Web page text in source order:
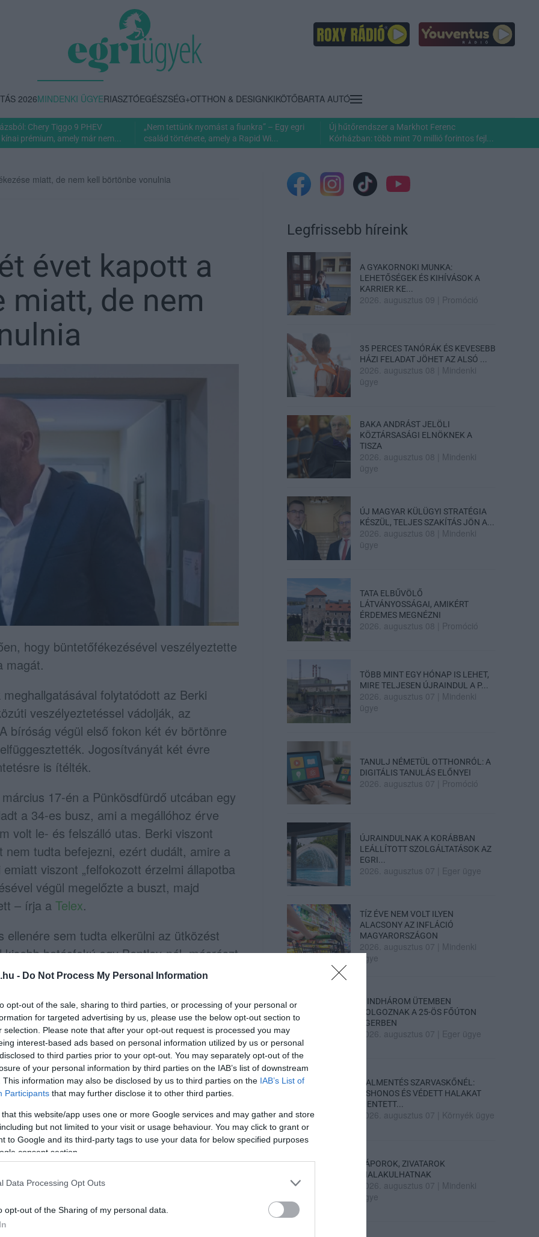
- Do Not Process My Personal Information
opt-out of the sale, sharing to third parties, or processing of your personal or
for targeted advertising by us, please use the below opt-out section to
selection. Please note that after your opt-out request is processed you may
interest-based ads based on personal information utilized by us or personal
to third parties prior to your opt-out. You may separately opt-out of the
of your personal information by third parties on the IAB’s list of downstream
This information may also be disclosed by us to third parties on the IAB’s List of
Participants that may further disclose it to other third parties.
that this website/app uses one or more Google services and may gather and store
but not limited to your visit or usage behaviour. You may click to grant or
to Google and its third-party tags to use your data for below specified purposes
consent section.
Data Processing Opt Outs
opt-out of the Sharing of my personal data.
2026MINDENKI ÜGYERIASZTÓEGÉSZSÉG+OTTHON & DESIGNKIKÖTŐBARTA AUTÓ
Chery Tiggo 9 PHEV
prémium, amely már nem...
„Nem tettünk nyomást a fiunkra” – Egy egri
család története, amely a Rapid Wi...
Új hűtőrendszer a Markhot Ferenc
Kórházban: több mint 70 millió forintos fejl...
miatt, de nem kell börtönbe vonulnia
évet kapott a
miatt, de nem
hogy büntetőfékezésével veszélyeztette
magát.
folytatódott az Berki
veszélyeztetéssel vádolják, az
bíróság végül első fokon két év börtönre
Jogosítványát két évre
is ítélték.
17-én a Pünkösdfürdő utcában egy
a 34-es busz, ami a megállóhoz érve
volt le- és felszálló utas. Berki viszont
tudta befejezni, ezért dudált, amire a
viszont „felfokozott érzelmi állapotba
végül megelőzte a buszt, majd
– írja a Telex.
sem tudta elkerülni az ütközést
hatásfokú egy Bentley-nél, másrészt
és 20 km/órás sebességgel nekihajtott
Legfrissebb híreink
A GYAKORNOKI MUNKA:
LEHETŐSÉGEK ÉS KIHÍVÁSOK A
KARRIER KE...
2026. augusztus 09 Promóció
35 PERCES TANÓRÁK ÉS KEVESEBB
HÁZI FELADAT JÖHET AZ ALSÓ ...
2026. augusztus 08
Mindenki
ügye
BAKA ANDRÁST JELÖLI
KÖZTÁRSASÁGI ELNÖKNEK A
TISZA
2026. augusztus 08
Mindenki
ügye
ÚJ MAGYAR KÜLÜGYI STRATÉGIA
KÉSZÜL, TELJES SZAKÍTÁS JÖN A...
2026. augusztus 08
Mindenki
ügye
TATA ELBŰVÖLŐ
LÁTVÁNYOSSÁGAI, AMIKÉRT
ÉRDEMES MEGNÉZNI
2026. augusztus 08 Promóció
TÖBB MINT EGY HÓNAP IS LEHET,
MIRE TELJESEN ÚJRAINDUL A P...
2026. augusztus 07
Mindenki
ügye
TANULJ NÉMETÜL OTTHONRÓL: A
DIGITÁLIS TANULÁS ELŐNYEI
2026. augusztus 07 Promóció
ÚJRAINDULNAK A KORÁBBAN
LEÁLLÍTOTT SZOLGÁLTATÁSOK AZ
EGRI...
2026. augusztus 07 Eger ügye
TÍZ ÉVE NEM VOLT ILYEN
ALACSONY AZ INFLÁCIÓ
MAGYARORSZÁGON
2026. augusztus 07
Mindenki
ügye
MINDHÁROM ÜTEMBEN
DOLGOZNAK A 25-ÖS FŐÚTON
EGERBEN
2026. augusztus 07 Eger ügye
HALMENTÉS SZARVASKŐNÉL:
ŐSHONOS ÉS VÉDETT HALAKAT
MENTETT...
2026. augusztus 07 Környék ügye
ZÁPOROK, ZIVATAROK
KIALAKULHATNAK
2026. augusztus 07
Mindenki
ügye